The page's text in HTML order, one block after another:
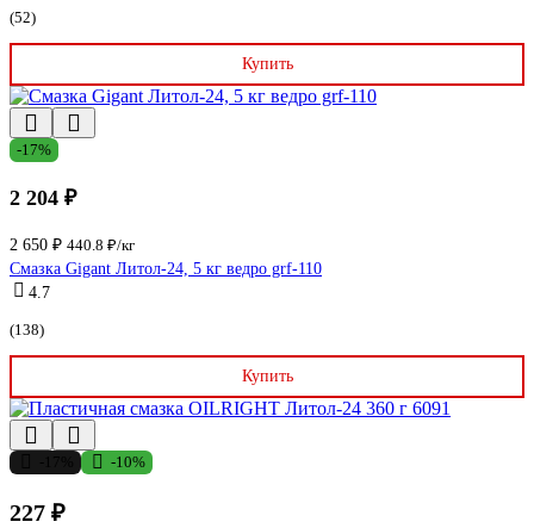
(52)
Купить
-17%
2 204 ₽
2 650 ₽ 440.8 ₽/кг
Смазка Gigant Литол-24, 5 кг ведро grf-110
4.7
(138)
Купить
-10%
227 ₽